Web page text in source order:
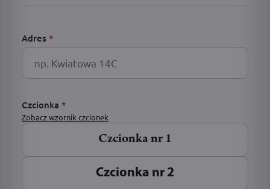
Adres *
Czcionka *
Zobacz wzornik czcionek
Czcionka nr 1
Czcionka nr 2